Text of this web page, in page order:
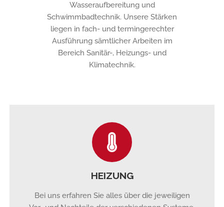
Wasseraufbereitung und
Schwimmbadtechnik. Unsere Stärken
liegen in fach- und termingerechter
Ausführung sämtlicher Arbeiten im
Bereich Sanitär-, Heizungs- und
Klimatechnik.
HEIZUNG
Bei uns erfahren Sie alles über die jeweiligen